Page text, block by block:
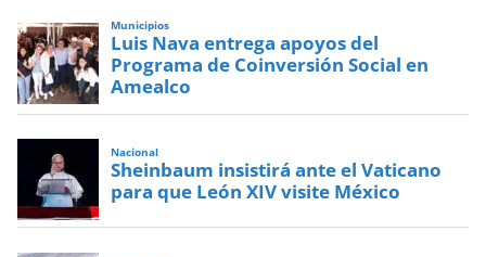
Municipios
Luis Nava entrega apoyos del
Programa de Coinversión Social en
Amealco
Nacional
Sheinbaum insistirá ante el Vaticano
para que León XIV visite México